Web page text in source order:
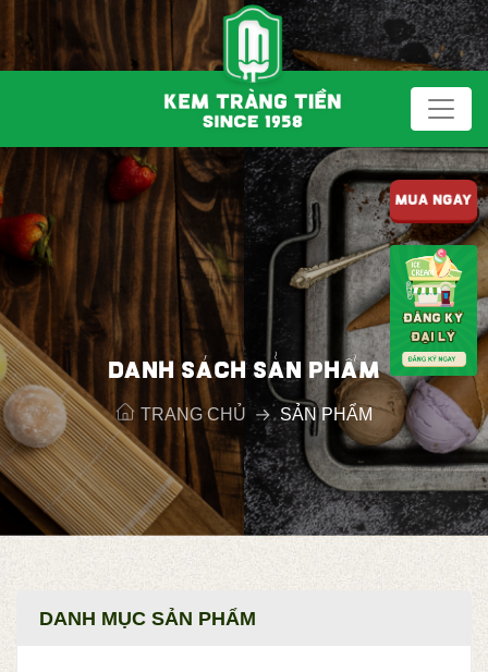
DANH SÁCH SẢN PHẨM
TRANG CHỦ SẢN PHẨM
DANH MỤC SẢN PHẨM
MUA NGAY